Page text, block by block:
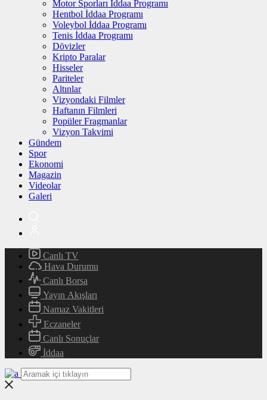
Motor Sporları İddaa Programı
Hentbol İddaa Programı
Voleybol İddaa Programı
Tenis İddaa Programı
Dövizler
Kripto Paralar
Hisseler
Pariteler
Altınlar
Vizyondaki Filmler
Haftanın Filmleri
Popüler Fragmanlar
Vizyon Takvimi
Gündem
Spor
Ekonomi
Magazin
Videolar
Galeri
Canlı TV
Hava Durumu
Canlı Borsa
Yayın Akışları
Namaz Vakitleri
Eczaneler
Canlı Sonuçlar
İddaa